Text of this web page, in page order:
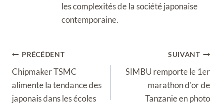
les complexités de la société japonaise
contemporaine.
Navigation
de
l’article
PRÉCÉDENT
Chipmaker TSMC
alimente la tendance des
japonais dans les écoles
SUIVANT
SIMBU remporte le 1er
marathon d'or de
Tanzanie en photo